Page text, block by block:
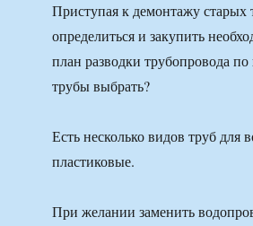
Приступая к демонтажу старых
определиться и закупить
план разводки трубопровода
трубы выбрать?
Есть несколько видов труб для
пластиковые.
При желании заменить